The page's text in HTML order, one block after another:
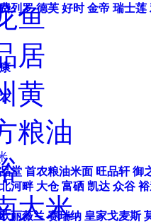
费列罗 德芙 好时 金帝 瑞士莲
堂 首农粮油米面 旺品轩 御
河畔 大仓 富硒 凯达 众谷
欧丽薇兰 赛瑞纳 皇家戈麦斯
鱼
居
黄
粮油
大米